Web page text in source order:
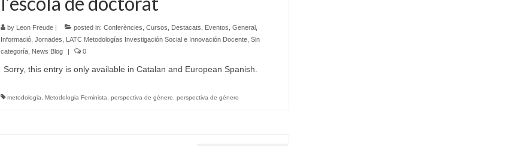
by Leon Freude| posted in: Conferències Cursos Destacats Eventos General,
Informació, Jornades LATC Metodologías Investigación Social e Innovación Docente, Sin
categoría, News Blog | 0
Sorry, this entry is only available in Catalan and European Spanish.
metodologia Metodologia Feminista perspectiva de gènere perspectiva de género